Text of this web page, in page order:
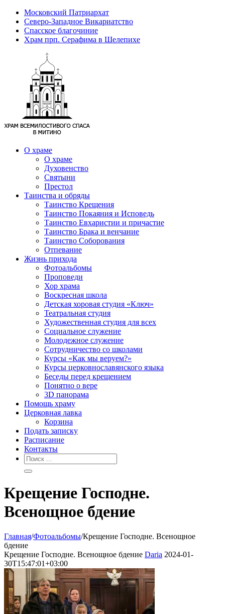
Московский Патриархат
Северо-Западное Викариатство
Спасское благочиние
Храм прп. Серафима в Шелепихе
О храме
О храме
Духовенство
Святыни
Престол
Таинства и обряды
Таинство Крещения
Таинство Покаяния и Исповедь
Таинство Евхаристии и причастие
Таинство Брака и венчание
Таинство Соборования
Отпевание
Жизнь прихода
Фотоальбомы
Проповеди
Хор храма
Воскресная школа
Детская хоровая студия «Ключ»
Театральная студия
Х​удожественная студия для всех
Социальное служение
Молодежное служение
Сотрудничество со школами
Курсы «Как мы веруем?»
Курсы церковнославянского языка
Беседы перед крещением
Понятно о вере
3D панорама
Помощь храму
Церковная лавка
Корзина
Подать записку
Расписание
Контакты
Крещение Господне.
Всенощное бдение
Главная/Фотоальбомы/Крещение Господне. Всенощное
бдение
Крещение Господне. Всенощное бдение Daria 2024-01-
30T15:47:01+03:00